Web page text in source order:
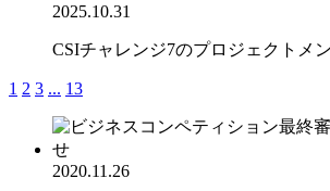
2025.10.31
CSIチャレンジ7のプロジェクトメ
1 2 3 ... 13
2020.11.26